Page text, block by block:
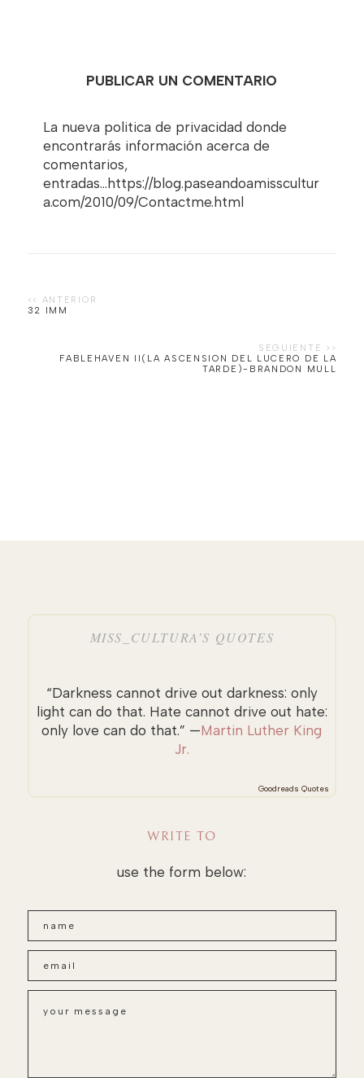
PUBLICAR UN COMENTARIO
La nueva politica de privacidad donde
encontrarás información acerca de
comentarios,
entradas...https://blog.paseandoamisscultur
a.com/2010/09/Contactme.html
32 IMM
FABLEHAVEN II(LA ASCENSION DEL LUCERO DE LA
TARDE)-BRANDON MULL
MISS_CULTURA’S QUOTES
“Darkness cannot drive out darkness: only
light can do that. Hate cannot drive out hate:
only love can do that.” —Martin Luther King
Jr.
Goodreads Quotes
WRITE TO
use the form below: